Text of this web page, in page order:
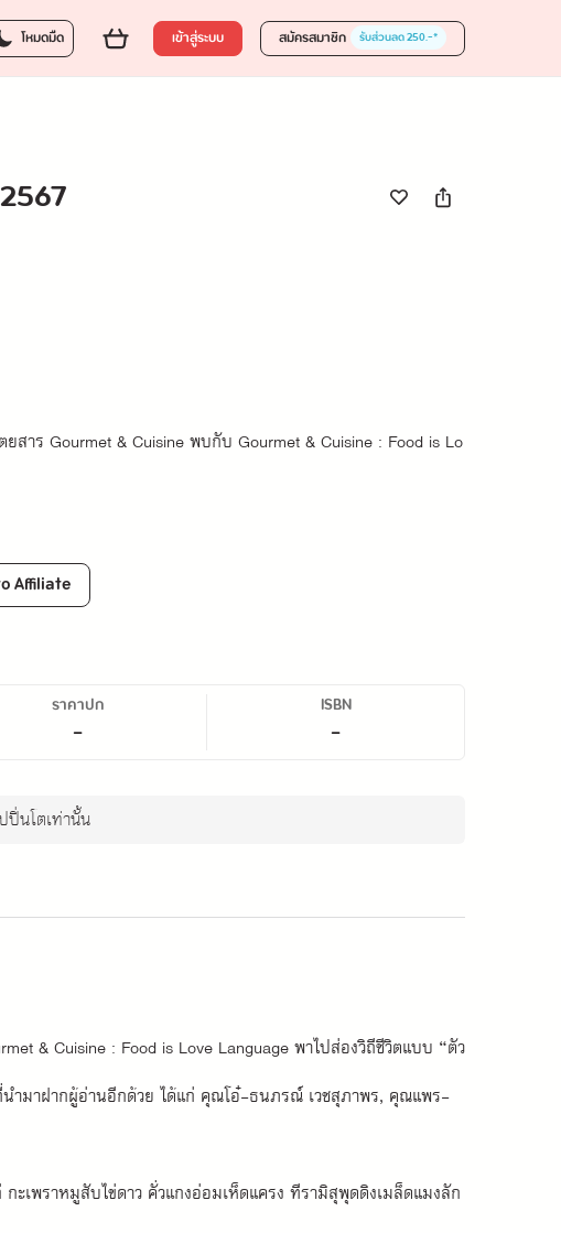
โหมดมืด เข้าสู่ระบบ สมัครสมาชิก รับส่วนลด 250.-*
99.00 บาทส่งของขวัญ ใส่ตะกร้า ซื้อเลย
าร Gourmet & Cuisine พบกับ Gourmet & Cuisine : Food is Lo
Affiliate
ราคาปก
-
ISBN
-
นโตเท่านั้น
& Cuisine : Food is Love Language พาไปส่องวิถีชีวิตแบบ “ตัว
นำมาฝากผู้อ่านอีกด้วย ได้แก่ คุณโอ๋-ธนภรณ์ เวชสุภาพร, คุณแพร-
ะเพราหมูสับไข่ดาว คั่วแกงอ่อมเห็ดแครง ทีรามิสุพุดดิงเมล็ดแมงลัก